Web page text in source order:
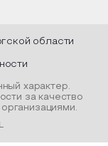
области
характер.
за качество